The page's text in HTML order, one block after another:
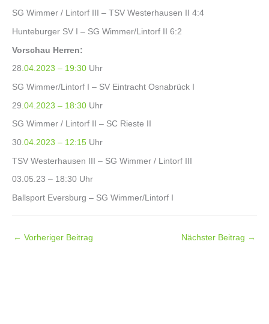
SG Wimmer / Lintorf III – TSV Westerhausen II 4:4
Hunteburger SV I – SG Wimmer/Lintorf II 6:2
Vorschau Herren:
28.04.2023 – 19:30 Uhr
SG Wimmer/Lintorf I – SV Eintracht Osnabrück I
29 .04.2023 – 18:30 Uhr
SG Wimmer / Lintorf II – SC Rieste II
30.04.2023 – 12:15 Uhr
TSV Westerhausen III – SG Wimmer / Lintorf III
03.05.23 – 18:30 Uhr
Ballsport Eversburg – SG Wimmer/Lintorf I
← Vorheriger Beitrag Nächster Beitrag →